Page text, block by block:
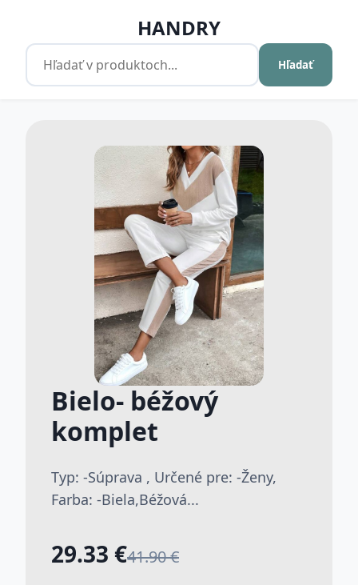
HANDRY
Hľadať
Bielo- béžový
komplet
Typ: -Súprava , Určené pre: -Ženy,
Farba: -Biela,Béžová...
29.33 €41.90 €